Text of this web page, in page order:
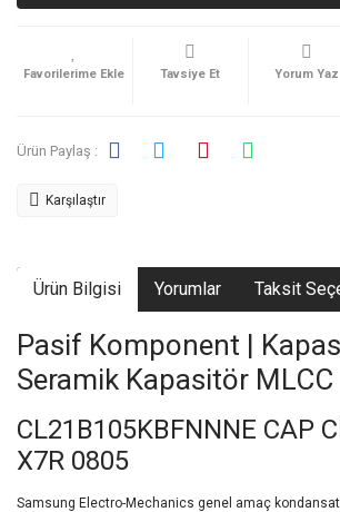
Tavsiye Et Yorum Yaz
Ürün Paylaş :
Karşılaştır
Ürün Bilgisi Yorumlar Taksit
Pasif Komponent |
Seramik Kapasitör MLCC
CL21B105KBFNNNE CAP
X7R 0805
Samsung Electro-Mechanics genel amaç